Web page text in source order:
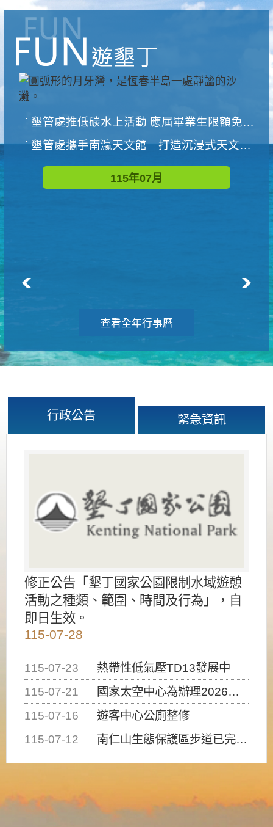
墾管處推低碳水上活動 應屆畢業生限額免費參加
墾管處攜手南瀛天文館 打造沉浸式天文探索營隊
115年07月
查看全年行事曆
行政公告 緊急資訊
修正公告「墾丁國家公園限制水域遊憩
活動之種類、範圍、時間及行為」，自
即日生效。
115-07-28
115-07-23
熱帶性低氣壓TD13發展中
115-07-21
國家太空中心為辦理2026台灣盃火箭競賽，陸、海、空域警戒及協調相關事宜，因颱風備案事宜
115-07-16
遊客中心公廁整修
115-07-12
南仁山生態保護區步道已完成修復，自115年7月13日（星期一）起恢復開放入園，歡迎民眾依規定申請入園....